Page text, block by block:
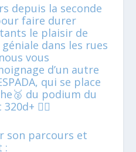
depuis la seconde
faire durer
le plaisir de
dans les rues
vous
d’un autre
qui se place
du podium du
🏃‍♂️
son parcours et
: